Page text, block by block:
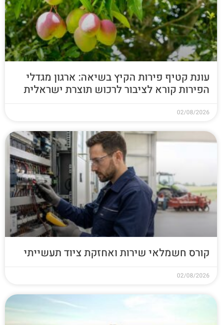
עונת קטיף פירות הקיץ בשיאה: ארגון מגדלי
הפירות קורא לציבור לרכוש תוצרת ישראלית
02/08/2026
קורס חשמלאי שירות ואחזקת ציוד תעשייתי
02/08/2026